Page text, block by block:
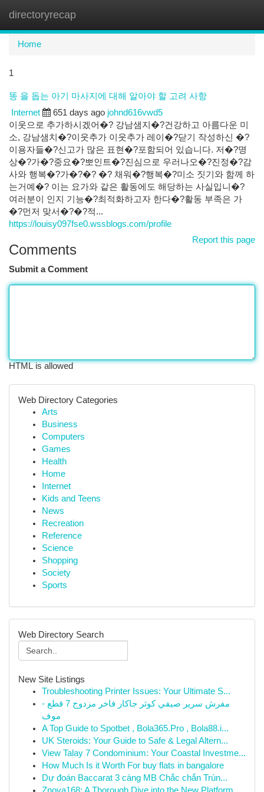
directoryrecap
Home
1
똥 을 돕는 아기 마사지에 대해 알아야 할 고려 사항
Internet 651 days ago johnd616vwd5
이웃으로 추가하시겠어�? 강남샘지�?건강하고 아름다운 미
소, 강남샘치�?이웃추가 이웃추가 레이�?닫기 작성하신 �?
이용자들�?신고가 많은 표현�?포함되어 있습니다. 저�?명
상�?가�?중요�?뽀인트�?진심으로 우러나오�?진정�?감
사와 행복�?가�?�? �? 채워�?행복�?미소 짓기와 함께 하
는거예�? 이는 요가와 같은 활동에도 해당하는 사실입니�?
여러분이 인지 기능�?최적화하고자 한다�?활동 부족은 가
�?먼저 맞서�?�?적...
https://louisy097fse0.wssblogs.com/profile
Report this page
Comments
Submit a Comment
HTML is allowed
Web Directory Categories
Arts
Business
Computers
Games
Health
Home
Internet
Kids and Teens
News
Recreation
Reference
Science
Shopping
Society
Sports
Web Directory Search
New Site Listings
Troubleshooting Printer Issues: Your Ultimate S...
مفرش سرير صيفي كوثر جاكار فاخر مزدوج 7 قطع -
موف
A Top Guide to Spotbet , Bola365.Pro , Bola88.i...
UK Steroids: Your Guide to Safe & Legal Altern...
View Talay 7 Condominium: Your Coastal Investme...
How Much Is it Worth For buy flats in bangalore
Dự đoán Baccarat 3 càng MB Chắc chắn Trún...